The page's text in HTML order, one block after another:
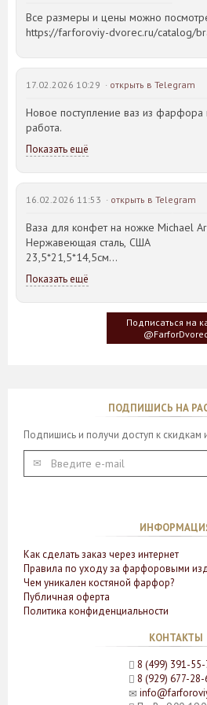
Все размеры и цены можно
https://farforoviy-dvorec.ru/catalog/
17.02.2026 10:29 · открыть в Telegram
Новое поступление ваз из фарфора
работа.
Показать ещё
16.02.2026 11:53 · открыть в Telegram
Ваза для конфет на ножке Michael
Нержавеющая сталь, США
23,5*21,5*14,5см
Идея такого дизайна предметов
создателю, когда он впервые
у которого растут двойные листья,
Показать ещё
Подписаться на
ПОДПИШИСЬ НА
Подпишись и получи доступ к скидкам
Как сделать заказ через интернет
Правила по уходу за фарфоровыми
Чем уникален костяной фарфор?
Публичная оферта
Политика конфиденциальности
КОНТАКТЫ
8 (499) 391-55-
8 (929) 677-28-